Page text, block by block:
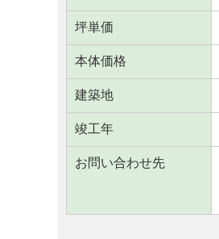
坪単価
本体価格
建築地
竣工年
お問い合わせ先